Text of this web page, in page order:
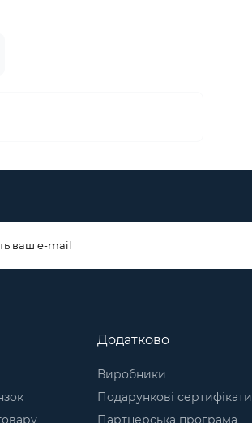
Додатково
Виробники
Подарункові сертифікати
Партнерська програма